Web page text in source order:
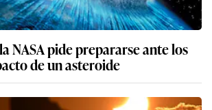
NASA pide prepararse ante los
de un asteroide